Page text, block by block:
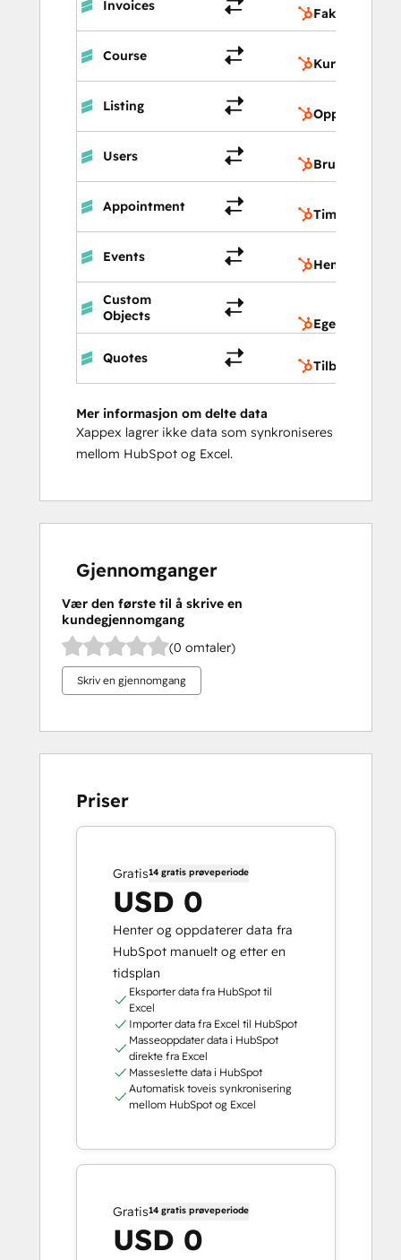
Invoices
Fakturaer
Course
Kurs
Listing
Oppføring
Users
Brukere
Appointment
Timeavtale
Events
Hendelser
Custom
Objects
Quotes
Tilbud
Mer informasjon om delte data
Xappex lagrer ikke data som synkroniseres
mellom HubSpot og Excel.
Gjennomganger
Vær den første til å skrive en
kundegjennomgang
(0 omtaler)
Skriv en gjennomgang
Priser
Gratis14 gratis prøveperiode
USD 0
Henter og oppdaterer data fra
HubSpot manuelt og etter en
tidsplan
Eksporter data fra HubSpot til
Excel
Importer data fra Excel til HubSpot
Masseoppdater data i HubSpot
direkte fra Excel
Masseslette data i HubSpot
Automatisk toveis synkronisering
mellom HubSpot og Excel
Gratis14 gratis prøveperiode
USD 0